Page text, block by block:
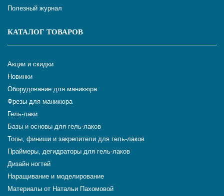
Полезный журнал
КАТАЛОГ ТОВАРОВ
Акции и скидки
Новинки
Оборудование для маникюра
Фрезы для маникюра
Гель-лаки
Базы и основы для гель-лаков
Топы, финиши и закрепители для гель-лаков
Праймеры, дегидраторы для гель-лаков
Дизайн ногтей
Наращивание и моделирование
Материалы от Натальи Пахомовой